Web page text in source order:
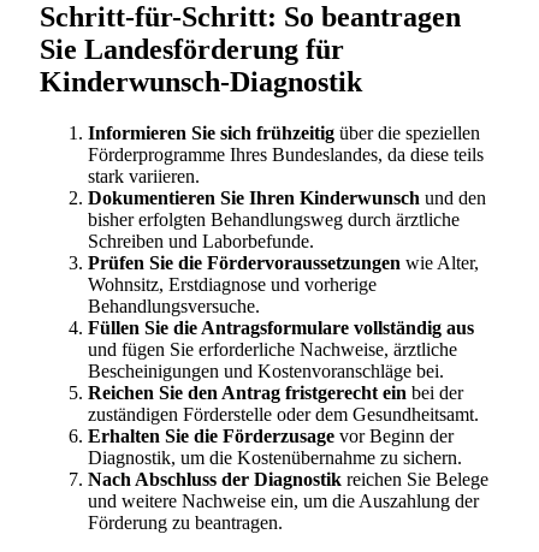
Schritt-für-Schritt: So beantragen
Sie Landesförderung für
Kinderwunsch-Diagnostik
Informieren Sie sich frühzeitig über die speziellen
Förderprogramme Ihres Bundeslandes, da diese teils
stark variieren.
Dokumentieren Sie Ihren Kinderwunsch und den
bisher erfolgten Behandlungsweg durch ärztliche
Schreiben und Laborbefunde.
Prüfen Sie die Fördervoraussetzungen wie Alter,
Wohnsitz, Erstdiagnose und vorherige
Behandlungsversuche.
Füllen Sie die Antragsformulare vollständig aus
und fügen Sie erforderliche Nachweise, ärztliche
Bescheinigungen und Kostenvoranschläge bei.
Reichen Sie den Antrag fristgerecht ein bei der
zuständigen Förderstelle oder dem Gesundheitsamt.
Erhalten Sie die Förderzusage vor Beginn der
Diagnostik, um die Kostenübernahme zu sichern.
Nach Abschluss der Diagnostik reichen Sie Belege
und weitere Nachweise ein, um die Auszahlung der
Förderung zu beantragen.